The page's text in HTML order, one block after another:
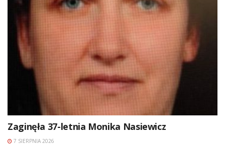
Zaginęła 37-letnia Monika Nasiewicz
7 SIERPNIA 2026